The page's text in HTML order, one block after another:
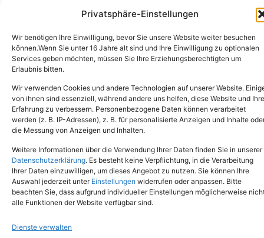
Privatsphäre-Einstellungen
Wir benötigen Ihre Einwilligung, bevor Sie unsere Website weiter besuchen
können.Wenn Sie unter 16 Jahre alt sind und Ihre Einwilligung zu optionalen
Services geben möchten, müssen Sie Ihre Erziehungsberechtigten um
Erlaubnis bitten.
Wir verwenden Cookies und andere Technologien auf unserer Website.
von ihnen sind essenziell, während andere uns helfen, diese Website und Ihre
Erfahrung zu verbessern. Personenbezogene Daten können verarbeitet
werden (z. B. IP-Adressen), z. B. für personalisierte Anzeigen und Inhalte
die Messung von Anzeigen und Inhalten.
Weitere Informationen über die Verwendung Ihrer Daten finden Sie in unserer
Datenschutzerklärung. Es besteht keine Verpflichtung, in die Verarbeitung
Ihrer Daten einzuwilligen, um dieses Angebot zu nutzen. Sie können Ihre
Auswahl jederzeit unter Einstellungen widerrufen oder anpassen. Bitte
beachten Sie, dass aufgrund individueller Einstellungen möglicherweise
alle Funktionen der Website verfügbar sind.
Dienste verwalten
Datenschutz
Copyright © 2024. Alle Rechte vorbehalten.
Tel.: (02651) - 77438info@tierheim-mayen.de
In der Pluns 1, 56727 Mayen